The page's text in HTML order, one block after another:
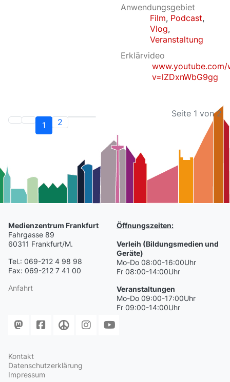
Anwendungsgebiet
Film, Podcast,
Vlog,
Veranstaltung
Erklärvideo
www.youtube.com/
v=lZDxnWbG9gg
Seite 1 von 2
1
2
Medienzentrum Frankfurt
Fahrgasse 89
60311 Frankfurt/M.
Tel.: 069-212 4 98 98
Fax: 069-212 7 41 00
Anfahrt
Öffnungszeiten:
Verleih (Bildungsmedien und
Geräte)
Mo-Do 08:00-16:00Uhr
Fr 08:00-14:00Uhr
Veranstaltungen
Mo-Do 09:00-17:00Uhr
Fr 09:00-14:00Uhr
Kontakt
Datenschutzerklärung
Impressum